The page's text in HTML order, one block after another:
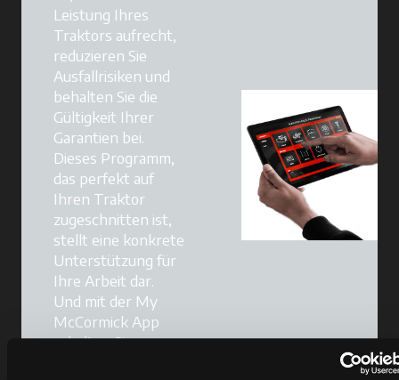
Leistung Ihres
Traktors aufrecht,
reduzieren Sie
Ausfallrisiken und
behalten Sie die
Gültigkeit Ihrer
Garantien bei.
Dieses Programm,
das perfekt auf
Ihren Traktor
zugeschnitten ist,
stellt eine konkrete
Unterstützung für
Ihre Arbeit dar.
Und mit der My
McCormick App
erhalten Sie